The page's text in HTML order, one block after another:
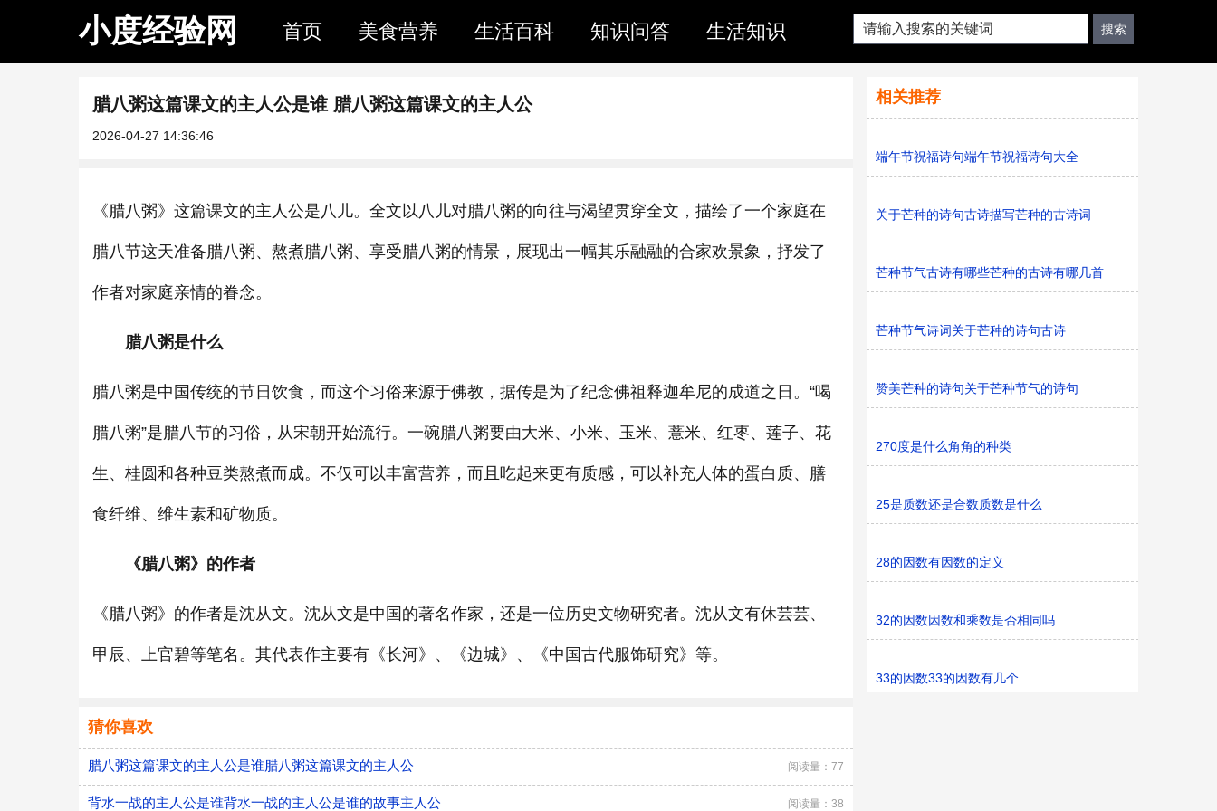
小度经验网 首页 美食营养 生活百科 知识问答 生活知识
腊八粥这篇课文的主人公是谁 腊八粥这篇课文的主人公
2026-04-27 14:36:46
《腊八粥》这篇课文的主人公是八儿。全文以八儿对腊八粥的向往与渴望贯穿全文，描绘了一个家庭在
腊八节这天准备腊八粥、熬煮腊八粥、享受腊八粥的情景，展现出一幅其乐融融的合家欢景象，抒发了
作者对家庭亲情的眷念。
腊八粥是什么
腊八粥是中国传统的节日饮食，而这个习俗来源于佛教，据传是为了纪念佛祖释迦牟尼的成道之日。“喝
腊八粥”是腊八节的习俗，从宋朝开始流行。一碗腊八粥要由大米、小米、玉米、薏米、红枣、莲子、花
生、桂圆和各种豆类熬煮而成。不仅可以丰富营养，而且吃起来更有质感，可以补充人体的蛋白质、膳
食纤维、维生素和矿物质。
《腊八粥》的作者
《腊八粥》的作者是沈从文。沈从文是中国的著名作家，还是一位历史文物研究者。沈从文有休芸芸、
甲辰、上官碧等笔名。其代表作主要有《长河》、《边城》、《中国古代服饰研究》等。
猜你喜欢
腊八粥这篇课文的主人公是谁腊八粥这篇课文的主人公 阅读量：77
背水一战的主人公是谁背水一战的主人公是谁的故事主人公 阅读量：38
相关推荐
端午节祝福诗句端午节祝福诗句大全
关于芒种的诗句古诗描写芒种的古诗词
芒种节气古诗有哪些芒种的古诗有哪几首
芒种节气诗词关于芒种的诗句古诗
赞美芒种的诗句关于芒种节气的诗句
270度是什么角角的种类
25是质数还是合数质数是什么
28的因数有因数的定义
32的因数因数和乘数是否相同吗
33的因数33的因数有几个